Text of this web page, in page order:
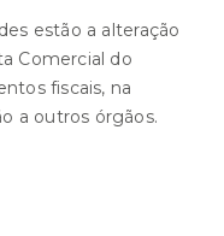
estão a alteração
Comercial do
fiscais, na
a outros órgãos.